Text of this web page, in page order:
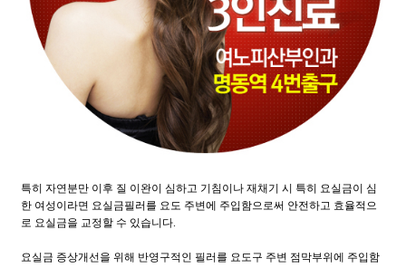
특히 자연분만 이후 질 이완이 심하고 기침이나 재채기 시 특히 요실금이 심
한 여성이라면 요실금필러를 요도 주변에 주입함으로써 안전하고 효율적으
로 요실금을 교정할 수 있습니다.
요실금 증상개선을 위해 반영구적인 필러를 요도구 주변 점막부위에 주입함